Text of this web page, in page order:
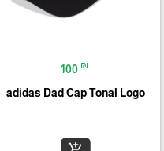
100 ₪
adidas Dad Cap Tonal Logo